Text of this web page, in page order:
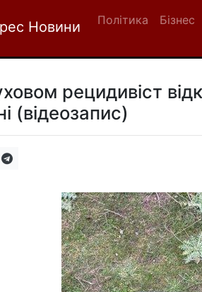
Новини Політика Бізнес
рецидивіст
(відеозапис)